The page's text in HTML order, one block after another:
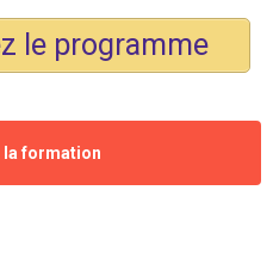
le programme
la formation